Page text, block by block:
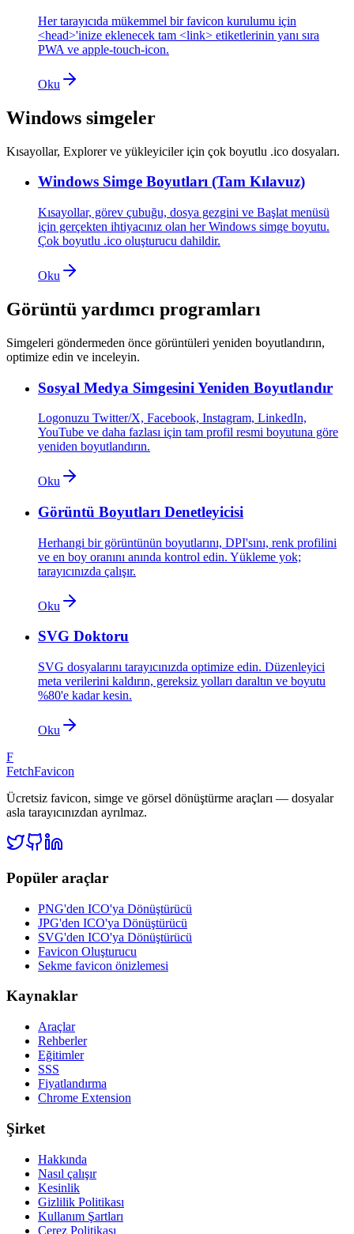
Her tarayıcıda mükemmel bir favicon kurulumu için
<head>'inize eklenecek tam <link> etiketlerinin yanı sıra
PWA ve apple-touch-icon.
Oku
Windows simgeler
Kısayollar, Explorer ve yükleyiciler için çok boyutlu .ico dosyaları.
Windows Simge Boyutları (Tam Kılavuz)
Kısayollar, görev çubuğu, dosya gezgini ve Başlat menüsü
için gerçekten ihtiyacınız olan her Windows simge boyutu.
Çok boyutlu .ico oluşturucu dahildir.
Oku
Görüntü yardımcı programları
Simgeleri göndermeden önce görüntüleri yeniden boyutlandırın,
optimize edin ve inceleyin.
Sosyal Medya Simgesini Yeniden Boyutlandır
Logonuzu Twitter/X, Facebook, Instagram, LinkedIn,
YouTube ve daha fazlası için tam profil resmi boyutuna göre
yeniden boyutlandırın.
Oku
Görüntü Boyutları Denetleyicisi
Herhangi bir görüntünün boyutlarını, DPI'sını, renk profilini
ve en boy oranını anında kontrol edin. Yükleme yok;
tarayıcınızda çalışır.
Oku
SVG Doktoru
SVG dosyalarını tarayıcınızda optimize edin. Düzenleyici
meta verilerini kaldırın, gereksiz yolları daraltın ve boyutu
%80'e kadar kesin.
Oku
F
FetchFavicon
Ücretsiz favicon, simge ve görsel dönüştürme araçları — dosyalar
asla tarayıcınızdan ayrılmaz.
Popüler araçlar
PNG'den ICO'ya Dönüştürücü
JPG'den ICO'ya Dönüştürücü
SVG'den ICO'ya Dönüştürücü
Favicon Oluşturucu
Sekme favicon önizlemesi
Kaynaklar
Araçlar
Rehberler
Eğitimler
SSS
Fiyatlandırma
Chrome Extension
Şirket
Hakkında
Nasıl çalışır
Kesinlik
Gizlilik Politikası
Kullanım Şartları
Çerez Politikası